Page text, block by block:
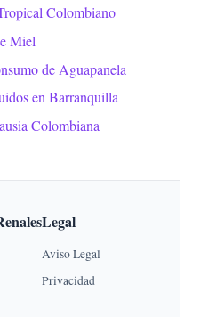
Colombiano
Miel
de Aguapanela
en Barranquilla
Colombiana
Legal
Aviso Legal
Privacidad